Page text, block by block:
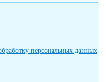
персональных данных